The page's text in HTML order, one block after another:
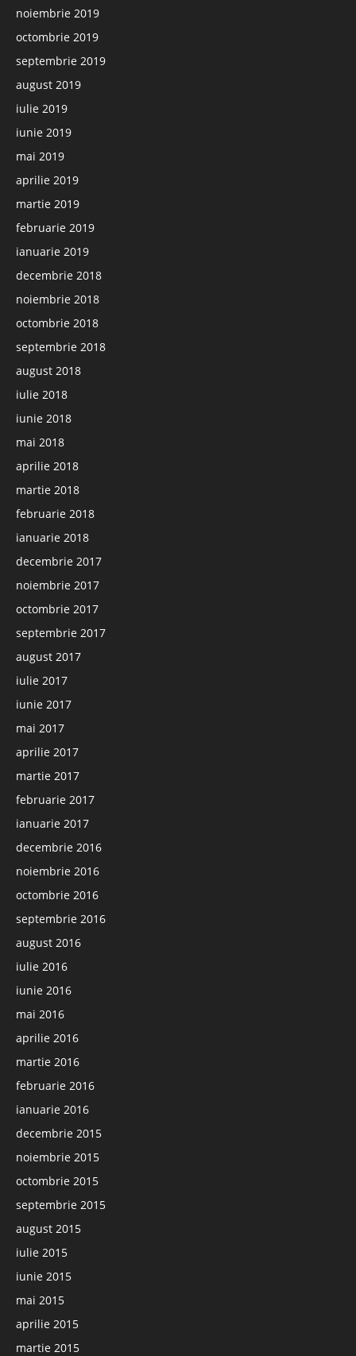
noiembrie 2019
octombrie 2019
septembrie 2019
august 2019
iulie 2019
iunie 2019
mai 2019
aprilie 2019
martie 2019
februarie 2019
ianuarie 2019
decembrie 2018
noiembrie 2018
octombrie 2018
septembrie 2018
august 2018
iulie 2018
iunie 2018
mai 2018
aprilie 2018
martie 2018
februarie 2018
ianuarie 2018
decembrie 2017
noiembrie 2017
octombrie 2017
septembrie 2017
august 2017
iulie 2017
iunie 2017
mai 2017
aprilie 2017
martie 2017
februarie 2017
ianuarie 2017
decembrie 2016
noiembrie 2016
octombrie 2016
septembrie 2016
august 2016
iulie 2016
iunie 2016
mai 2016
aprilie 2016
martie 2016
februarie 2016
ianuarie 2016
decembrie 2015
noiembrie 2015
octombrie 2015
septembrie 2015
august 2015
iulie 2015
iunie 2015
mai 2015
aprilie 2015
martie 2015